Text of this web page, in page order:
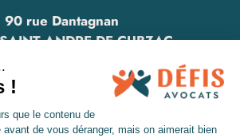
90 rue Dantagnan
ANDRE DE CUBZAC
avocats.com